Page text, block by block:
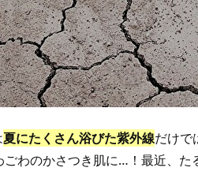
夏にたくさん浴びた紫外線だけで
ごわのかさつき肌に…！最近、た